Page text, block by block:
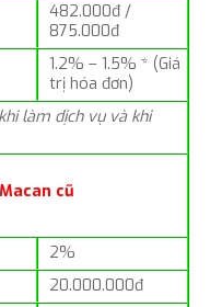
482.000đ /
875.000đ
1.2% – 1.5% * (Giá
trị hóa đơn)
làm dịch vụ và khi
cũ
2%
20.000.000đ